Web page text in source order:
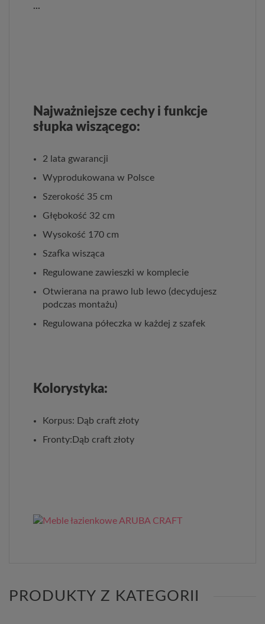
...
Najważniejsze cechy i funkcje
słupka wiszącego:
2 lata gwarancji
Wyprodukowana w Polsce
Szerokość 35 cm
Głębokość 32 cm
Wysokość 170 cm
Szafka wisząca
Regulowane zawieszki w komplecie
Otwierana na prawo lub lewo (decydujesz
podczas montażu)
Regulowana półeczka w każdej z szafek
Kolorystyka:
Korpus: Dąb craft złoty
Fronty:Dąb craft złoty
PRODUKTY Z KATEGORII